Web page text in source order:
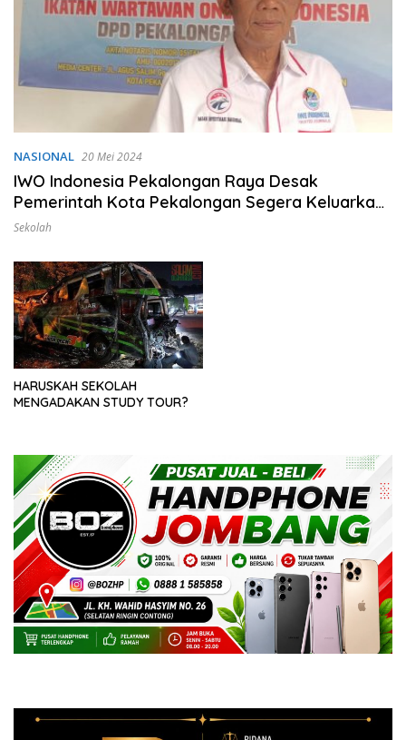
NASIONAL 20 Mei 2024
IWO Indonesia Pekalongan Raya Desak
Pemerintah Kota Pekalongan Segera Keluarkan
Surat Edaran Larangan Study Tour
Sekolah
HARUSKAH SEKOLAH
MENGADAKAN STUDY TOUR?